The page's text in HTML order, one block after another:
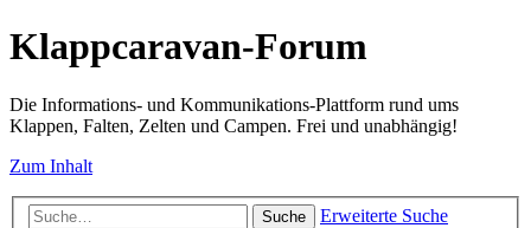
Klappcaravan-Forum
Die Informations- und Kommunikations-Plattform rund ums
Klappen, Falten, Zelten und Campen. Frei und unabhängig!
Zum Inhalt
Suche Erweiterte Suche